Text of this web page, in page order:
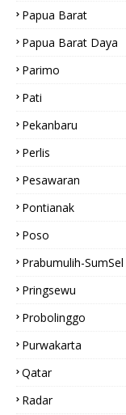
Papua Barat
Papua Barat Daya
Parimo
Pati
Pekanbaru
Perlis
Pesawaran
Pontianak
Poso
Prabumulih-SumSel
Pringsewu
Probolinggo
Purwakarta
Qatar
Radar